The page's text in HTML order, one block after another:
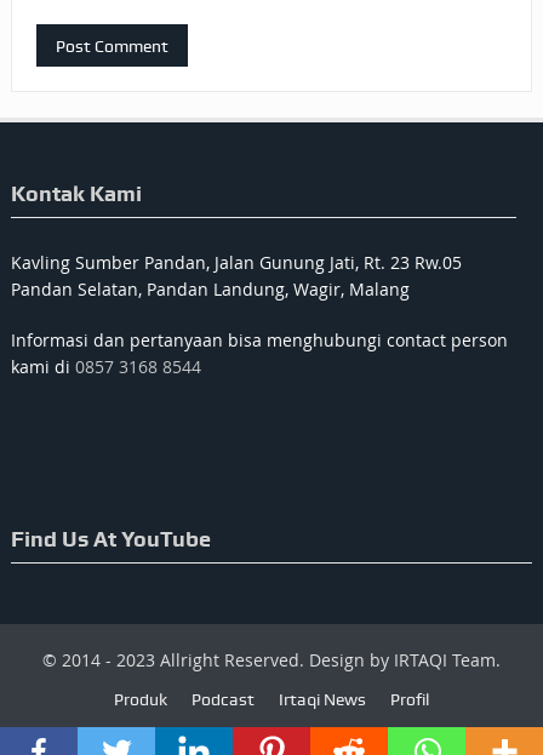
Kontak Kami
Kavling Sumber Pandan, Jalan Gunung Jati, Rt. 23 Rw.05
Pandan Selatan, Pandan Landung, Wagir, Malang
Informasi dan pertanyaan bisa menghubungi contact person
kami di 0857 3168 8544
Find Us At YouTube
© 2014 - 2023 Allright Reserved. Design by IRTAQI Team.
Produk Podcast Irtaqi News Profil